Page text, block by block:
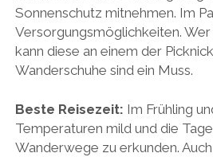
Sonnenschutz mitnehmen. Im
Versorgungsmöglichkeiten. Wer
kann diese an einem der
Wanderschuhe sind ein Muss.
Beste Reisezeit: Im Frühling
Temperaturen mild und die
Wanderwege zu erkunden.